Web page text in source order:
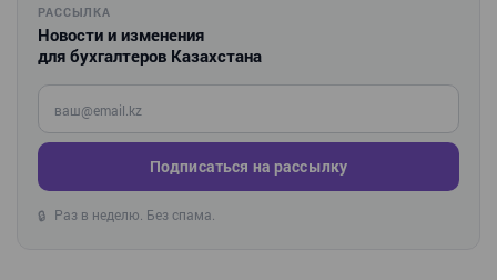
РАССЫЛКА
Новости и изменения
для бухгалтеров Казахстана
Введите ваш e-mail
Подписаться на рассылку
🔒 Раз в неделю. Без спама.